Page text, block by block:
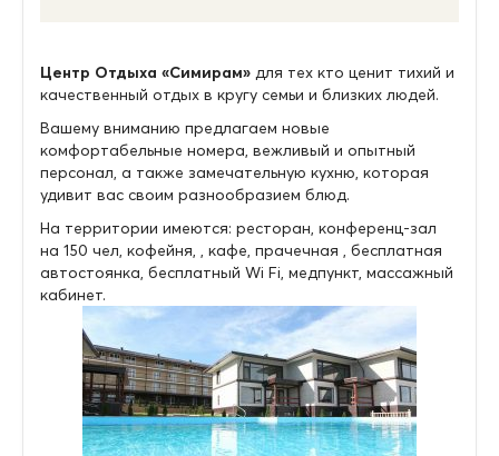
Центр Отдыха «Симирам» для тех кто ценит тихий и
качественный отдых в кругу семьи и близких людей.
Вашему вниманию предлагаем новые
комфортабельные номера, вежливый и опытный
персонал, а также замечательную кухню, которая
удивит вас своим разнообразием блюд.
На территории имеются: ресторан, конференц-зал
на 150 чел, кофейня, , кафе, прачечная , бесплатная
автостоянка, бесплатный Wi Fi, медпункт, массажный
кабинет.